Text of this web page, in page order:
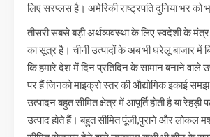
लिए सरप्लस है। अमेरिकी राष्ट्रपति दुनिया भर को
तीसरी सबसे बड़ी अर्थव्यवस्था के लिए स्वदेशी के
का सूत्र है। चीनी उत्पादों के अब भी घरेलू बाजार में
कि हमारे देश में दिन प्रतिदिन के सामान बनाने वाले
पर हैं जिनको माइक्रो स्तर की औद्योगिक इकाई
उत्पादन बहुत सीमित क्षेत्र में आपूर्ति होती है या रेहड़ी
उत्पाद होते हैं। बहुत सीमित पूंजी,पुराने और लोकल